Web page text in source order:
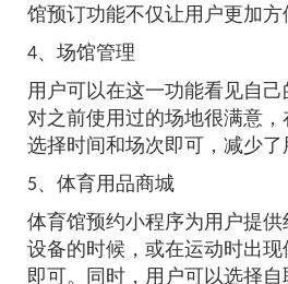
馆预订功能不仅让用户更加
4、场馆管理
用户可以在这一功能看见自
对之前使用过的场地很满意
选择时间和场次即可，减少
5、体育用品商城
体育馆预约小程序为用户提
设备的时候，或在运动时出
即可。同时，用户可以选择